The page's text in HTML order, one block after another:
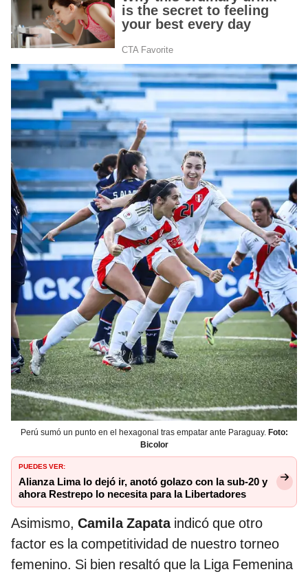
Perú sumó un punto en el hexagonal tras empatar ante Paraguay. Foto:
Bicolor
PUEDES VER:
Alianza Lima lo dejó ir, anotó golazo con la sub-20 y
ahora Restrepo lo necesita para la Libertadores
Asimismo, Camila Zapataindicó que otro
factor es la competitividad de nuestro torneo
femenino. Si bien resaltó que la Liga Femenina